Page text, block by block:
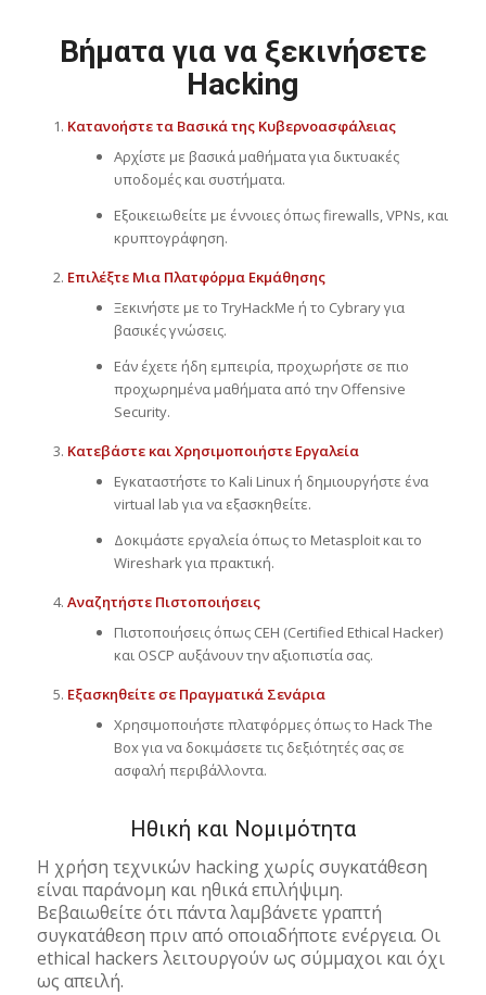
Βήματα για να ξεκινήσετε
Hacking
Κατανοήστε τα Βασικά της Κυβερνοασφάλειας
Αρχίστε με βασικά μαθήματα για δικτυακές
υποδομές και συστήματα.
Εξοικειωθείτε με έννοιες όπως firewalls, VPNs, και
κρυπτογράφηση.
Επιλέξτε Μια Πλατφόρμα Εκμάθησης
Ξεκινήστε με το TryHackMe ή το Cybrary για
βασικές γνώσεις.
Εάν έχετε ήδη εμπειρία, προχωρήστε σε πιο
προχωρημένα μαθήματα από την Offensive
Security.
Κατεβάστε και Χρησιμοποιήστε Εργαλεία
Εγκαταστήστε το Kali Linux ή δημιουργήστε ένα
virtual lab για να εξασκηθείτε.
Δοκιμάστε εργαλεία όπως το Metasploit και το
Wireshark για πρακτική.
Αναζητήστε Πιστοποιήσεις
Πιστοποιήσεις όπως CEH (Certified Ethical Hacker)
και OSCP αυξάνουν την αξιοπιστία σας.
Εξασκηθείτε σε Πραγματικά Σενάρια
Χρησιμοποιήστε πλατφόρμες όπως το Hack The
Box για να δοκιμάσετε τις δεξιότητές σας σε
ασφαλή περιβάλλοντα.
Ηθική και Νομιμότητα
Η χρήση τεχνικών hacking χωρίς συγκατάθεση
είναι παράνομη και ηθικά επιλήψιμη.
Βεβαιωθείτε ότι πάντα λαμβάνετε γραπτή
συγκατάθεση πριν από οποιαδήποτε ενέργεια. Οι
ethical hackers λειτουργούν ως σύμμαχοι και όχι
ως απειλή.